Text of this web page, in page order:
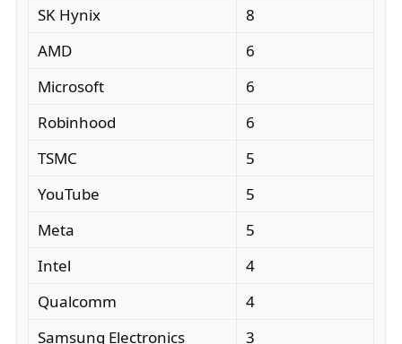
SK Hynix
8
AMD
6
Microsoft
6
Robinhood
6
TSMC
5
YouTube
5
Meta
5
Intel
4
Qualcomm
4
Samsung Electronics
3